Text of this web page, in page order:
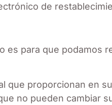
de
es para que podamos
que proporcionan en
no pueden cambiar